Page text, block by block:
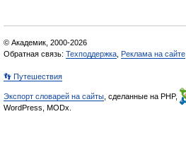
© Академик, 2000-2026
Обратная связь: Техподдержка Реклама на сайте
👣 Путешествия
Экспорт словарей на сайты , сделанные на PHP,
WordPress, MODx.